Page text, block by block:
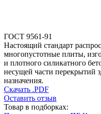
ГОСТ 9561-91
Настоящий стандарт
многопустотные плиты,
и плотного силикатного
несущей части перекрытий
назначения.
Скачать .PDF
Оставить отзыв
Товар в подборках: